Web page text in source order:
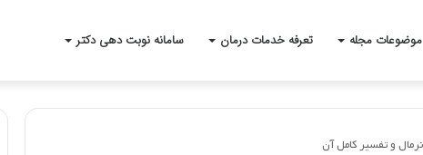
موضوعات مجله تعرفه خدمات درمان سامانه نوبت دهی دکتر